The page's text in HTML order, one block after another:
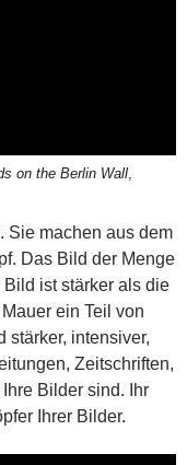
on the Berlin Wall,
Sie machen aus dem
Das Bild der Menge
ist stärker als die
ein Teil von
stärker, intensiver,
Zeitschriften,
Bilder sind. Ihr
Ihrer Bilder.